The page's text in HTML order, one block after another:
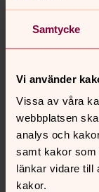
Samtycke
Vi använder
Vissa av våra
webbplatsen
analys och
samt kakor som
länkar vidare till
kakor.
och delas ut till
kan läsa
det samlade